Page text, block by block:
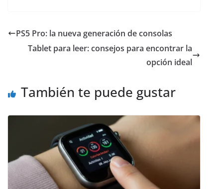
PS5 Pro: la nueva generación de consolas
Tablet para leer: consejos para encontrar la
opción ideal
También te puede gustar